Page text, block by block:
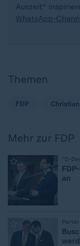
Auszeit"
WhatsApp-
Themen
FDP
Mehr zur FDP
"D-
an